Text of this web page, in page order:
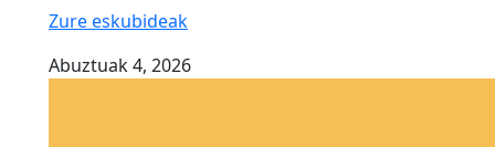
Zure eskubideak
Abuztuak 4, 2026